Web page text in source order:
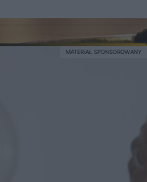
MATERIAŁ SPONSOROWANY